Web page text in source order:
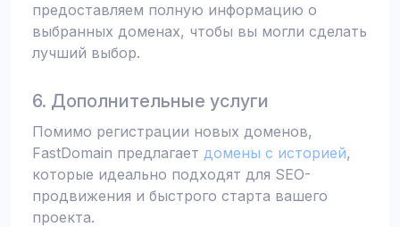
предоставляем полную информацию о
выбранных доменах, чтобы вы могли сделать
лучший выбор.
6. Дополнительные услуги
Помимо регистрации новых доменов,
FastDomain предлагает домены с историей,
которые идеально подходят для SEO-
продвижения и быстрого старта вашего
проекта.